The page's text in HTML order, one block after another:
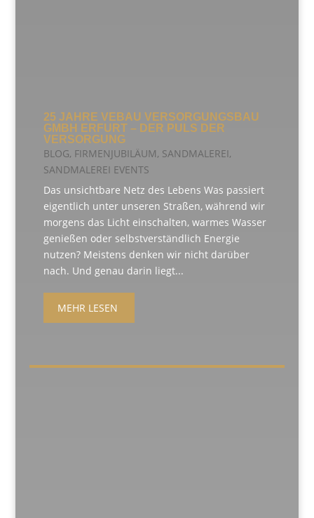
25 JAHRE VEBAU VERSORGUNGSBAU
GMBH ERFURT – DER PULS DER
VERSORGUNG
BLOG, FIRMENJUBILÄUM, SANDMALEREI,
SANDMALEREI EVENTS
Das unsichtbare Netz des Lebens Was passiert
eigentlich unter unseren Straßen, während wir
morgens das Licht einschalten, warmes Wasser
genießen oder selbstverständlich Energie
nutzen? Meistens denken wir nicht darüber
nach. Und genau darin liegt...
MEHR LESEN